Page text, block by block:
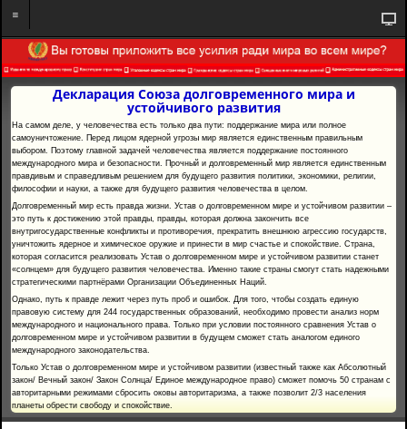
Декларация Союза долговременного мира и
устойчивого развития
На самом деле, у человечества есть только два пути: поддержание мира или полное
самоуничтожение. Перед лицом ядерной угрозы мир является единственным правильным
выбором. Поэтому главной задачей человечества является поддержание постоянного
международного мира и безопасности. Прочный и долговременный мир является единственным
правдивым и справедливым решением для будущего развития политики, экономики, религии,
философии и науки, а также для будущего развития человечества в целом.
Долговременный мир есть правда жизни. Устав о долговременном мире и устойчивом развитии –
это путь к достижению этой правды, правды, которая должна закончить все
внутригосударственные конфликты и противоречия, прекратить внешнюю агрессию государств,
уничтожить ядерное и химическое оружие и принести в мир счастье и спокойствие. Страна,
которая согласится реализовать Устав о долговременном мире и устойчивом развитии станет
«солнцем» для будущего развития человечества. Именно такие страны смогут стать надежными
стратегическими партнёрами Организации Объединенных Наций.
Однако, путь к правде лежит через путь проб и ошибок. Для того, чтобы создать единую
правовую систему для 244 государственных образований, необходимо провести анализ норм
международного и национального права. Только при условии постоянного сравнения Устав о
долговременном мире и устойчивом развитии в будущем сможет стать аналогом единого
международного законодательства.
Только Устав о долговременном мире и устойчивом развитии (известный также как Абсолютный
закон/ Вечный закон/ Закон Солнца/ Единое международное право) сможет помочь 50 странам с
авторитарными режимами сбросить оковы авторитаризма, а также позволит 2/3 населения
планеты обрести свободу и спокойствие.